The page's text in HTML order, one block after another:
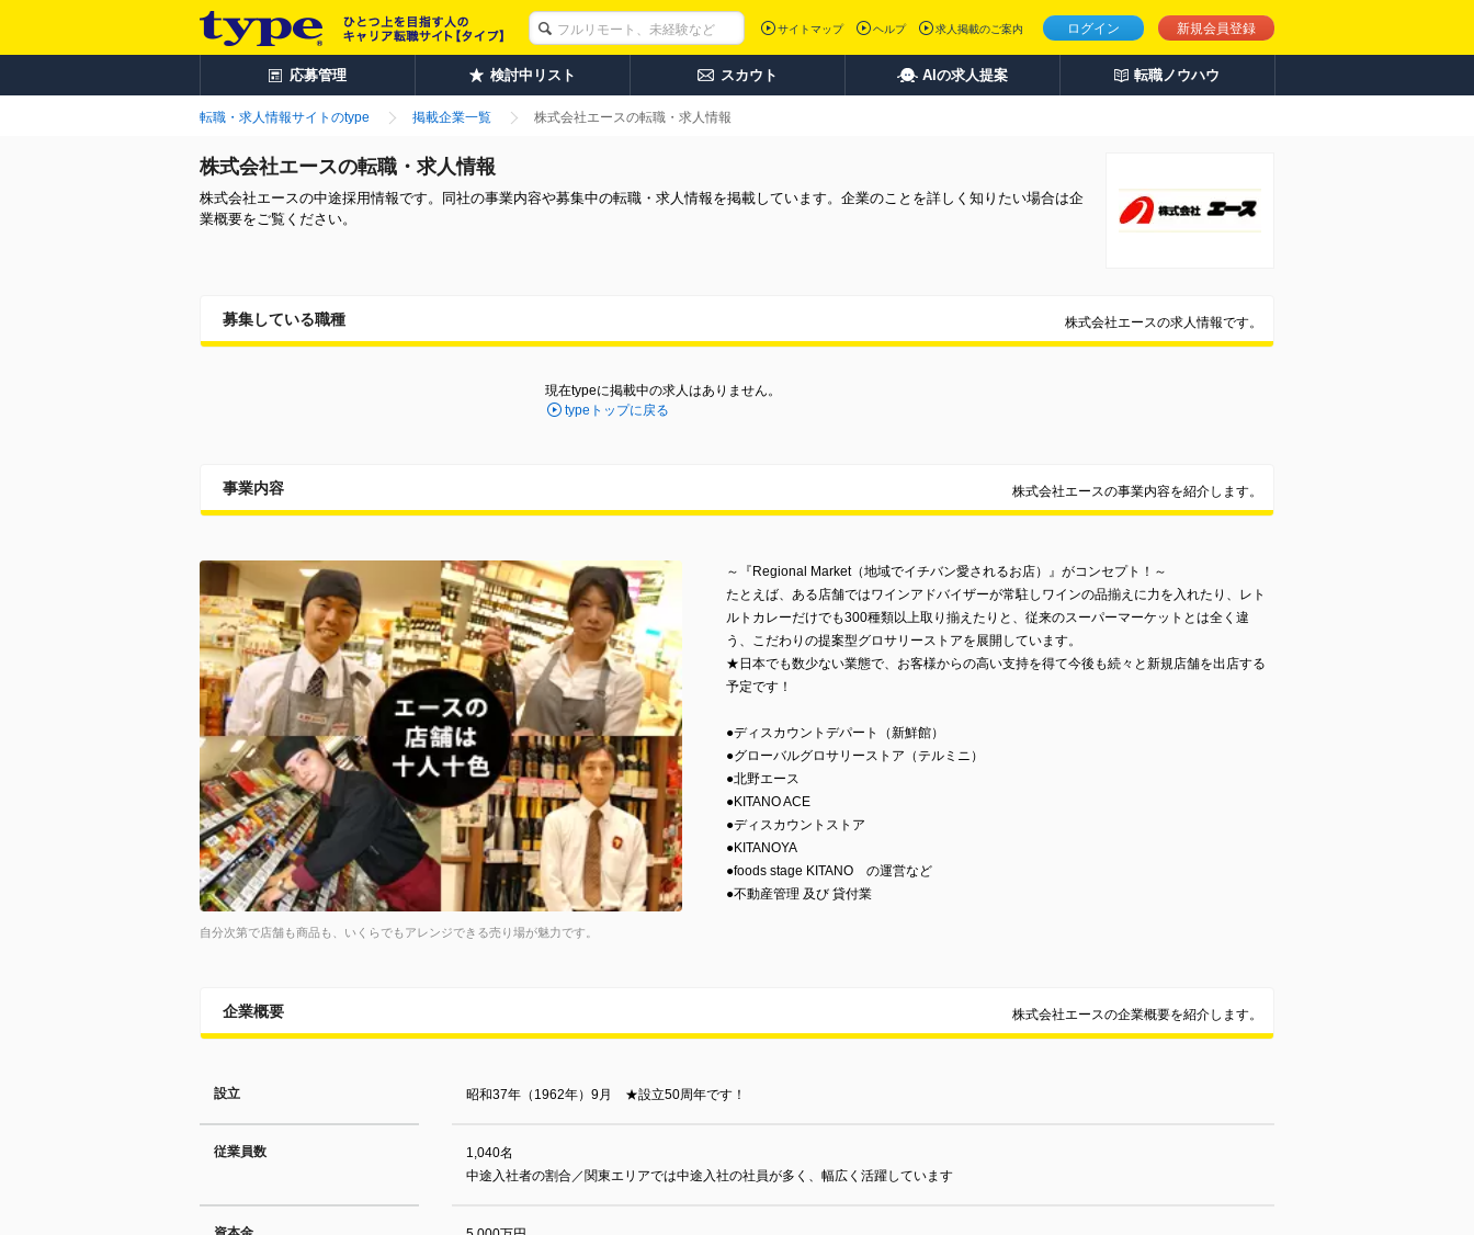
ログイン 新規会員登録
サイトマップ ヘルプ 求人掲載のご案内
応募管理 検討中リスト スカウト AIの求人提案 転職ノウハウ
転職・求人情報サイトのtype 掲載企業一覧 株式会社エースの転職・求人情報
株式会社エースの転職・求人情報
株式会社エースの中途採用情報です。同社の事業内容や募集中の転職・求人情報を掲載しています。企業のことを詳しく知りたい場合は企
業概要をご覧ください。
募集している職種 株式会社エースの求人情報です。
現在typeに掲載中の求人はありません。
typeトップに戻る
事業内容 株式会社エースの事業内容を紹介します。
自分次第で店舗も商品も、いくらでもアレンジできる売り場が魅力です。
～『Regional Market（地域でイチバン愛されるお店）』がコンセプト！～
たとえば、ある店舗ではワインアドバイザーが常駐しワインの品揃えに力を入れたり、レト
ルトカレーだけでも300種類以上取り揃えたりと、従来のスーパーマーケットとは全く違
う、こだわりの提案型グロサリーストアを展開しています。
★日本でも数少ない業態で、お客様からの高い支持を得て今後も続々と新規店舗を出店する
予定です！
●ディスカウントデパート（新鮮館）
●グローバルグロサリーストア（テルミニ）
●北野エース
●KITANO ACE
●ディスカウントストア
●KITANOYA
●foods stage KITANO の運営など
●不動産管理 及び 貸付業
企業概要 株式会社エースの企業概要を紹介します。
設立 昭和37年（1962年）9月 ★設立50周年です！
従業員数
1,040名
中途入社者の割合／関東エリアでは中途入社の社員が多く、幅広く活躍しています